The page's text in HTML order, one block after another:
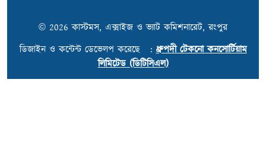
© 2026 কাস্টমস, এক্সাইজ ও ভ্যাট কমিশনারেট, রংপুর
ডিজাইন ও কন্টেন্ট ডেভেলপ করেছে :ধ্রুপদী টেকনো কনসোর্টিয়াম
লিমিটেড (ডিটিসিএল)